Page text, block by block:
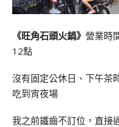
《旺角石頭火鍋》 營業時
12點
沒有固定公休日、下午茶
吃到宵夜場
我之前鐵齒不訂位，直接